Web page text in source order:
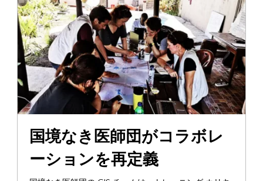
国境なき医師団がコラボレ
ーションを再定義